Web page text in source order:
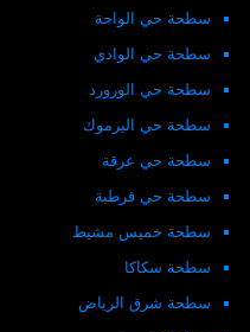
سطحة حي الواحة
سطحة حي الوادي
سطحة حي الورورد
سطحة حي اليرموك
سطحة حي عرقة
سطحة حي قرطبة
سطحة خميس مشيط
سطحة سكاكا
سطحة شرق الرياض